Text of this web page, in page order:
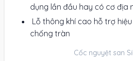
dụng lần đầu hay có cơ địa
Lỗ thông khí cao hỗ trợ
chống tràn
Cốc nguyệt san